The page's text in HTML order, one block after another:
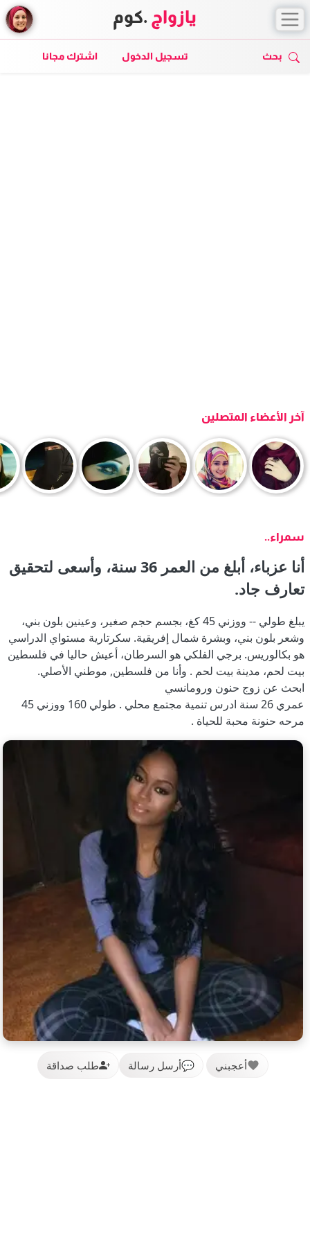
يازواج .كوم
بحث تسجيل الدخول اشترك مجانا
آخر الأعضاء المتصلين
سمراء..
أنا عزباء، أبلغ من العمر 36 سنة، وأسعى لتحقيق
تعارف جاد.
يبلغ طولي -- ووزني 45 كغ، بجسم حجم صغير، وعينين بلون بني،
وشعر بلون بني، وبشرة شمال إفريقية. سكرتارية مستواي الدراسي
هو بكالوريس. برجي الفلكي هو السرطان، أعيش حاليا في فلسطين
بيت لحم، مدينة بيت لحم . وأنا من فلسطين, موطني الأصلي.
ابحث عن زوج حنون ورومانسي
عمري 26 سنة ادرس تنمية مجتمع محلي . طولي 160 ووزني 45
مرحه حنونة محبة للحياة .
أعجبني 💬أرسل رسالة طلب صداقة